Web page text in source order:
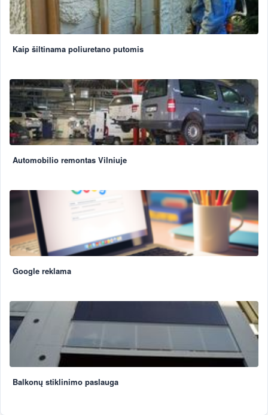
Kaip šiltinama poliuretano putomis
Automobilio remontas Vilniuje
Google reklama
Balkonų stiklinimo paslauga